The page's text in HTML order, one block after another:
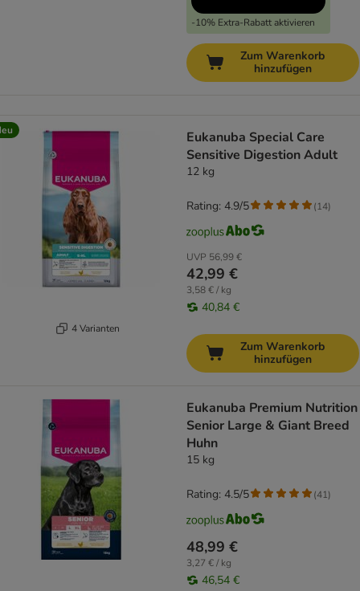
-10% Extra-Rabatt aktivieren
Zum Warenkorb
hinzufügen
4 Varianten
Eukanuba Special Care
Sensitive Digestion Adult
12 kg
UVP 56,99 €
42,99 €
3,58 € / kg
40,84 €
Rating: 4.9/5 (14)
Zum Warenkorb
hinzufügen
Eukanuba Premium Nutrition
Senior Large & Giant Breed
Huhn
15 kg
48,99 €
3,27 € / kg
46,54 €
Rating: 4.5/5 (41)